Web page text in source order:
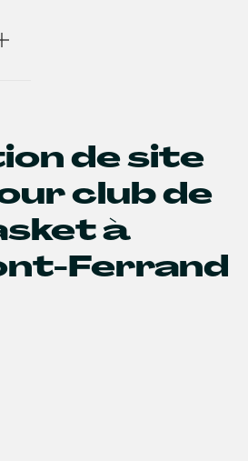
de site
club de
à
Ferrand